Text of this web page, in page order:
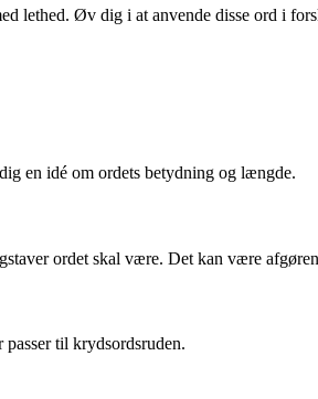
lethed. Øv dig i at anvende disse ord i
en idé om ordets betydning og længde.
ordet skal være. Det kan være
til krydsordsruden.